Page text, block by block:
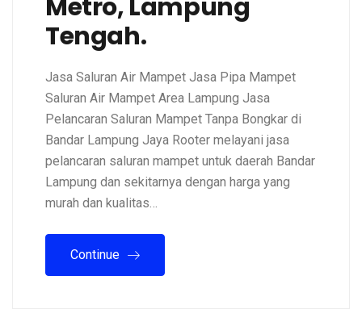
Metro, Lampung
Tengah.
Jasa Saluran Air Mampet Jasa Pipa Mampet
Saluran Air Mampet Area Lampung Jasa
Pelancaran Saluran Mampet Tanpa Bongkar di
Bandar Lampung Jaya Rooter melayani jasa
pelancaran saluran mampet untuk daerah Bandar
Lampung dan sekitarnya dengan harga yang
murah dan kualitas…
Continue